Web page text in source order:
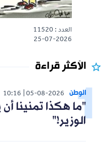
العدد : 11520
25-07-2026
الأكثر قراءة
الوطن 05-08-2026
10:16
"ما هكذا تمنينا
الوزير!"